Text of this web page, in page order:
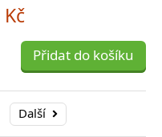
Přidat do košíku
Další